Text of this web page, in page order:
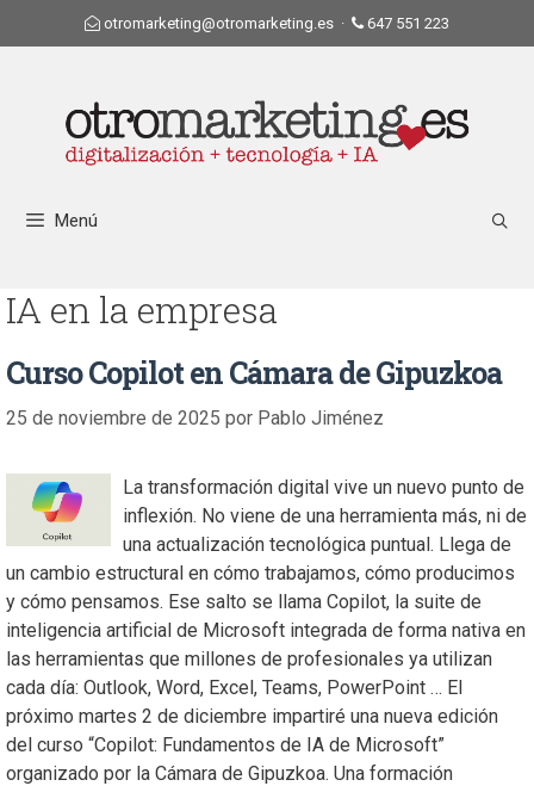
otromarketing@otromarketing.es · 647 551 223
Menú
IA en la empresa
Curso Copilot en Cámara de Gipuzkoa
25 de noviembre de 2025 por Pablo Jiménez
La transformación digital vive un nuevo punto de
inflexión. No viene de una herramienta más, ni de
una actualización tecnológica puntual. Llega de
un cambio estructural en cómo trabajamos, cómo producimos
y cómo pensamos. Ese salto se llama Copilot, la suite de
inteligencia artificial de Microsoft integrada de forma nativa en
las herramientas que millones de profesionales ya utilizan
cada día: Outlook, Word, Excel, Teams, PowerPoint … El
próximo martes 2 de diciembre impartiré una nueva edición
del curso “Copilot: Fundamentos de IA de Microsoft”
organizado por la Cámara de Gipuzkoa. Una formación